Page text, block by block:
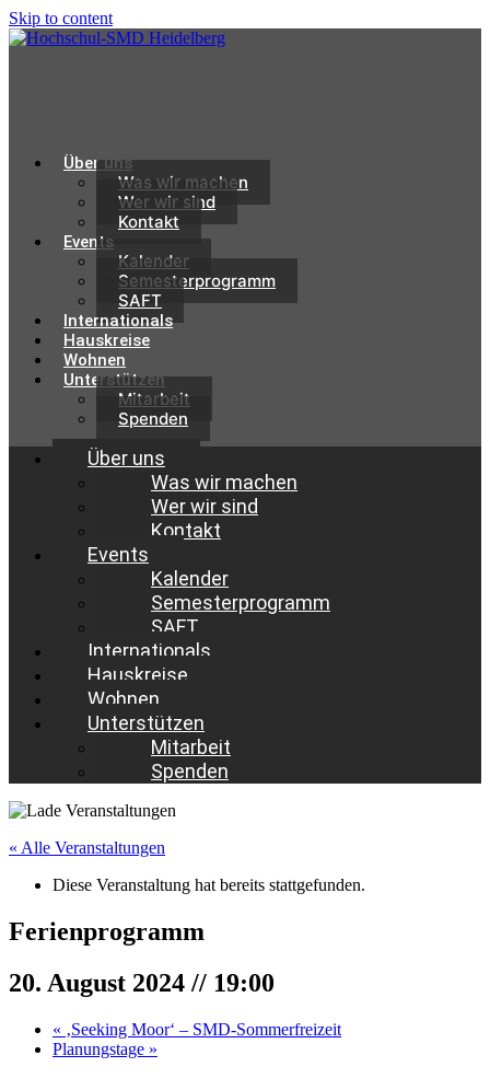
Skip to content
Über uns
Was wir machen
Wer wir sind
Kontakt
Events
Kalender
Semesterprogramm
SAFT
Internationals
Hauskreise
Wohnen
Unterstützen
Mitarbeit
Spenden
Über uns
Was wir machen
Wer wir sind
Kontakt
Events
Kalender
Semesterprogramm
SAFT
Internationals
Hauskreise
Wohnen
Unterstützen
Mitarbeit
Spenden
« Alle Veranstaltungen
Diese Veranstaltung hat bereits stattgefunden.
Ferienprogramm
20. August 2024 // 19:00
« ‚Seeking Moor‘ – SMD-Sommerfreizeit
Planungstage »